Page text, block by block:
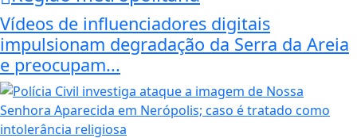
Vídeos de influenciadores digitais
impulsionam degradação da Serra da Areia
e preocupam...